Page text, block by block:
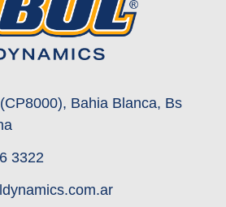
Bahia Blanca, Bs
3322